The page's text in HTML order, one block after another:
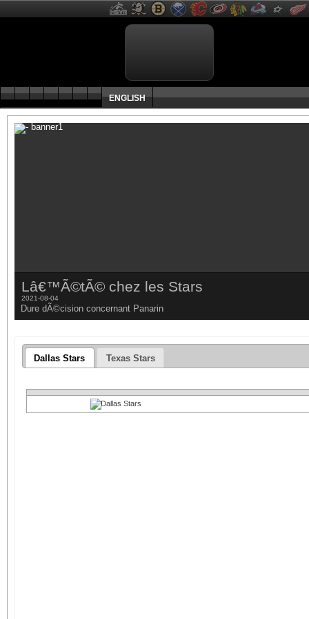
ENGLISH
Lâ€™Ã©tÃ© chez les Stars
2021-08-04
Dure dÃ©cision concernant Panarin
Dallas Stars Texas Stars